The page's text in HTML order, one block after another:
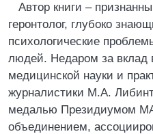
Автор книги –
геронтолог, глубоко
психологические
людей. Недаром за вклад
медицинской науки и
журналистики М.А.
медалью Президиумом
объединением,